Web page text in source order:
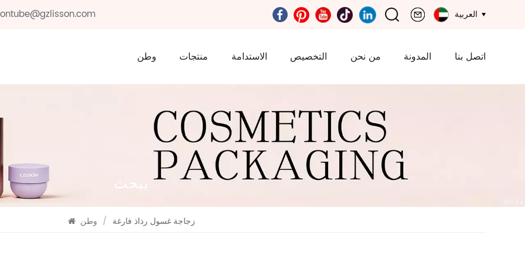
العربية
وطن منتجات الاستدامة التخصيص من نحن المدونة اتصل بنا
يبحث
/ زجاجة غسول رذاذ فارغة